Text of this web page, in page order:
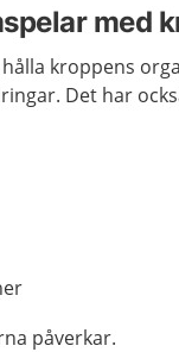
med
kroppens
Det har
påverkar.